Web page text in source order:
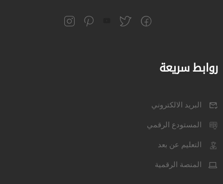
روابط سريعة
البريد الالكتروني
المستودع الرقمي
التعليم عن بعد
المنصة الرقمية